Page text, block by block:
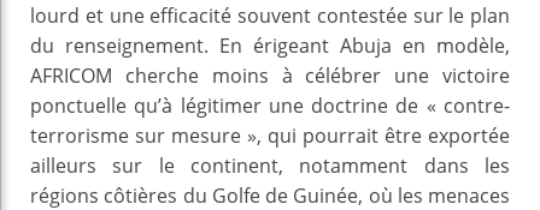
lourd et une efficacité souvent contestée sur le plan
du renseignement. En érigeant Abuja en modèle,
AFRICOM cherche moins à célébrer une victoire
ponctuelle qu’à légitimer une doctrine de « contre-
terrorisme sur mesure », qui pourrait être exportée
ailleurs sur le continent, notamment dans les
régions côtières du Golfe de Guinée, où les menaces